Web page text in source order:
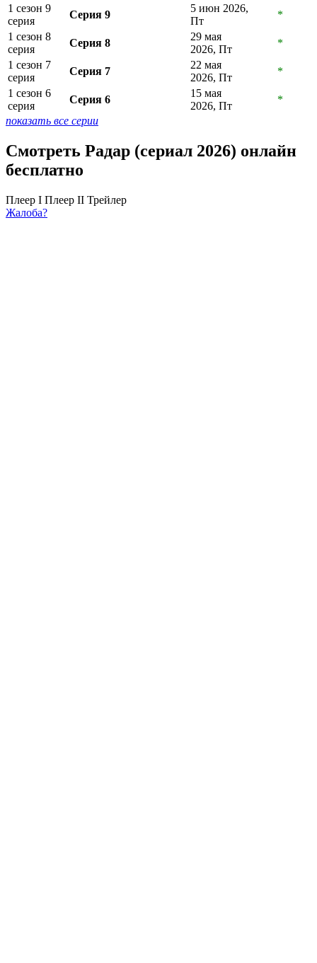
1 сезон 9
серия
Серия 9
5 июн 2026,
Пт
*
1 сезон 8
серия
Серия 8
29 мая
2026, Пт
*
1 сезон 7
серия
Серия 7
22 мая
2026, Пт
*
1 сезон 6
серия
Серия 6
15 мая
2026, Пт
*
показать все серии
Смотреть Радар (сериал 2026) онлайн
бесплатно
Плеер I Плеер II Трейлер
Жалоба?